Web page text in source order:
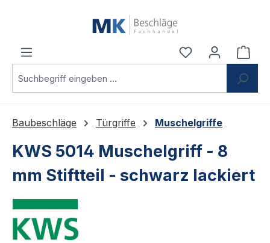
Du hast 0
Baubeschläge Türgriffe Muschelgriffe
KWS 5014 Muschelgriff - 8
mm Stiftteil - schwarz lackiert